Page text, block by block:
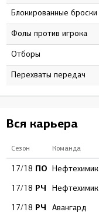
Блокированные броски
Фолы против игрока
Отборы
Перехваты передач
Вся карьера
Сезон Команда
17/18 ПО Нефтехимик
17/18 РЧ Нефтехимик
17/18 РЧ Авангард